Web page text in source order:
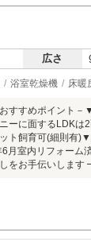
広さ
浴室乾燥機 床暖
すすめポイント
ーに面するLDKは
ト飼育可(細則有
月室内リフォーム
をお手伝いしま